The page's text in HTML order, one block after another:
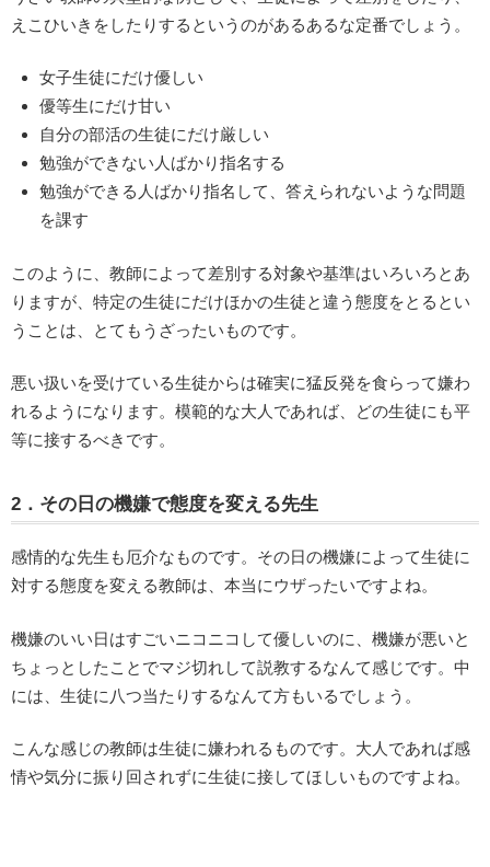
えこひいきをしたりするというのがあるあるな定番でしょう。
女子生徒にだけ優しい
優等生にだけ甘い
自分の部活の生徒にだけ厳しい
勉強ができない人ばかり指名する
勉強ができる人ばかり指名して、答えられないような問題
を課す
このように、教師によって差別する対象や基準はいろいろとあ
りますが、特定の生徒にだけほかの生徒と違う態度をとるとい
うことは、とてもうざったいものです。
悪い扱いを受けている生徒からは確実に猛反発を食らって嫌わ
れるようになります。模範的な大人であれば、どの生徒にも平
等に接するべきです。
2．その日の機嫌で態度を変える先生
感情的な先生も厄介なものです。その日の機嫌によって生徒に
対する態度を変える教師は、本当にウザったいですよね。
機嫌のいい日はすごいニコニコして優しいのに、機嫌が悪いと
ちょっとしたことでマジ切れして説教するなんて感じです。中
には、生徒に八つ当たりするなんて方もいるでしょう。
こんな感じの教師は生徒に嫌われるものです。大人であれば感
情や気分に振り回されずに生徒に接してほしいものですよね。